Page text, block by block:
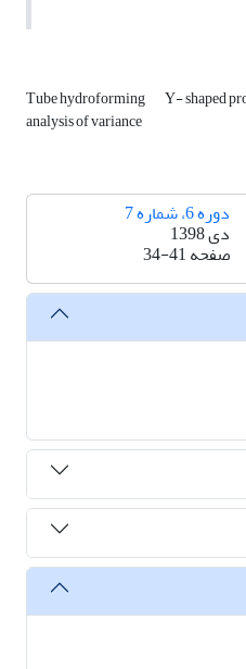
Tube hydroforming Y- shaped
analysis of variance
دوره 6، شماره 7
دی 1398
صفحه34-41